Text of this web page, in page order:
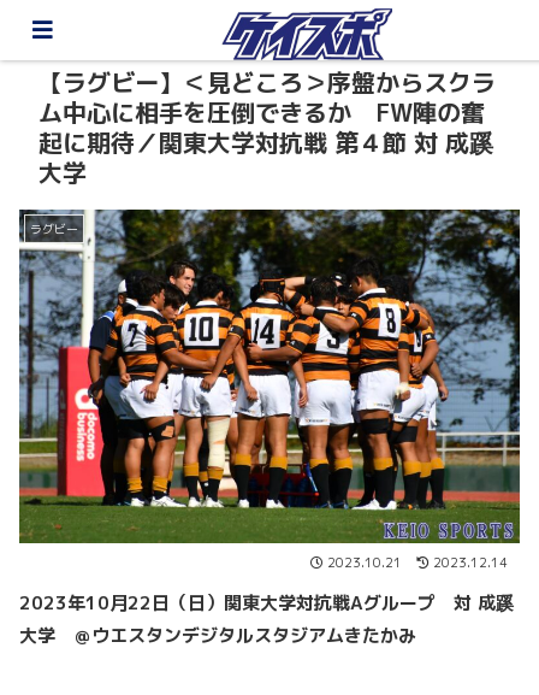
【ラグビー】＜見どころ＞序盤からスクラ
ム中心に相手を圧倒できるか FW陣の奮
起に期待／関東大学対抗戦 第４節 対 成蹊
大学
ラグビー
2023.10.21 2023.12.14
2023年10月22日（日） 関東大学対抗戦Aグループ 対 成蹊
大学 ＠ウエスタンデジタルスタジアムきたかみ